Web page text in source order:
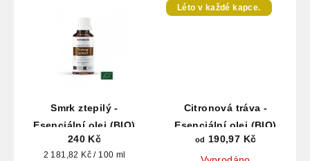
Smrk ztepilý -
Esenciální olej (BIO)
240 Kč
Měrná
2 181,82 Kč / 100 ml
Léto v každé kapce.
Citronová tráva -
Esenciální olej (BIO)
od 190,97 Kč